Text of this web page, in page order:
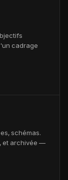
cadrage
schémas.
et archivée —